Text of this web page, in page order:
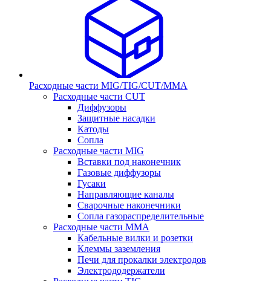
Расходные части MIG/TIG/CUT/MMA
Расходные части CUT
Диффузоры
Защитные насадки
Катоды
Сопла
Расходные части MIG
Вставки под наконечник
Газовые диффузоры
Гусаки
Направляющие каналы
Сварочные наконечники
Сопла газораспределительные
Расходные части MMA
Кабельные вилки и розетки
Клеммы заземления
Печи для прокалки электродов
Электрододержатели